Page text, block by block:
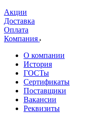
Акции
Доставка
Оплата
Компания
О компании
История
ГОСТы
Сертификаты
Поставщики
Вакансии
Реквизиты